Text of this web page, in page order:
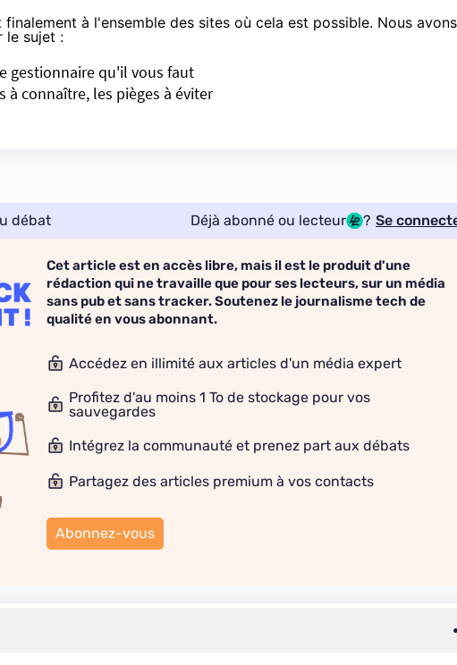
à l'ensemble des sites où cela est possible. Nous avons
le sujet :
gestionnaire qu'il vous faut
à connaître, les pièges à éviter
débat Déjà abonné ou lecteur ? Se
Cet article est en accès libre, mais il est le produit d'une
rédaction qui ne travaille que pour ses lecteurs, sur un média
sans pub et sans tracker. Soutenez le journalisme tech de
qualité en vous abonnant.
Accédez en illimité aux articles d'un média expert
Profitez d'au moins 1 To de stockage pour vos
sauvegardes
Intégrez la communauté et prenez part aux débats
Partagez des articles premium à vos contacts
Abonnez-vous